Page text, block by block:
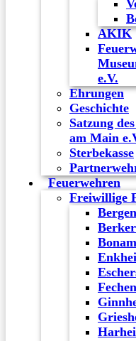
AKIK
e.V.
Ehrungen
Geschichte
Satzung
am Main
Sterbekasse
Feuerwehren
Freiwillige
Bergen